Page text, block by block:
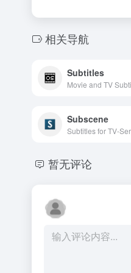
相关导航
Subtitles
Subscene
暂无评论